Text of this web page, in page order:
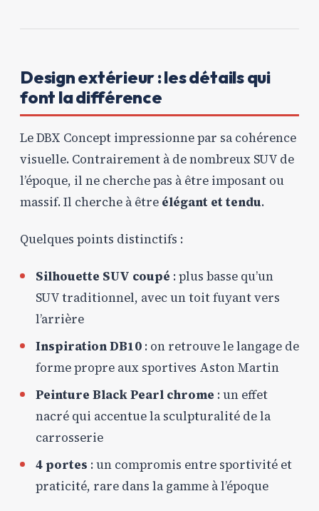
Design extérieur : les détails qui
font la différence
Le DBX Concept impressionne par sa cohérence
visuelle. Contrairement à de nombreux SUV de
l’époque, il ne cherche pas à être imposant ou
massif. Il cherche à être élégant et tendu.
Quelques points distinctifs :
Silhouette SUV coupé : plus basse qu’un
SUV traditionnel, avec un toit fuyant vers
l’arrière
Inspiration DB10 : on retrouve le langage de
forme propre aux sportives Aston Martin
Peinture Black Pearl chrome : un effet
nacré qui accentue la sculpturalité de la
carrosserie
4 portes : un compromis entre sportivité et
praticité, rare dans la gamme à l’époque